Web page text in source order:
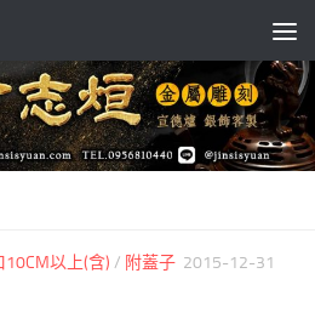
10CM以上(含) / 附蓋子 2015-12-31